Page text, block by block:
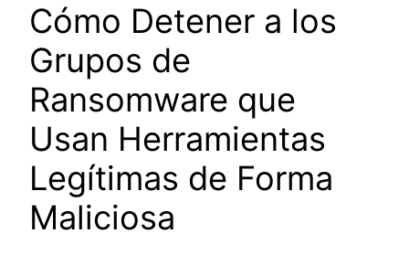
Cómo Detener a los
Grupos de
Ransomware que
Usan Herramientas
Legítimas de Forma
Maliciosa